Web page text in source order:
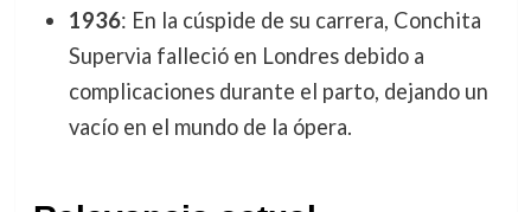
1936: En la cúspide de su carrera, Conchita
Supervia falleció en Londres debido a
complicaciones durante el parto, dejando un
vacío en el mundo de la ópera.